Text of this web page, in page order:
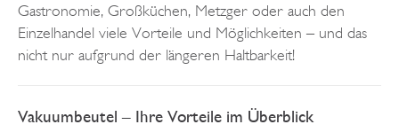
Gastronomie, Großküchen, Metzger oder auch den
Einzelhandel viele Vorteile und Möglichkeiten – und das
nicht nur aufgrund der längeren Haltbarkeit!
Vakuumbeutel – Ihre Vorteile im Überblick